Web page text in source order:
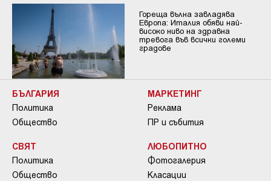
Гореща вълна завладява
Европа: Италия обяви най-
високо ниво на здравна
тревога във всички големи
градове
БЪЛГАРИЯ
Политика
Общество
СВЯТ
Политика
Общество
МАРКЕТИНГ
Реклама
ПР и събития
ЛЮБОПИТНО
Фотогалерия
Класации